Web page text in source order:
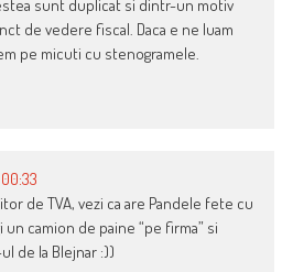
sunt duplicat si dintr-un motiv
de vedere fiscal. Daca e ne luam
pe micuti cu stenogramele.
de TVA, vezi ca are Pandele fete cu
un camion de paine “pe firma” si
de la Blejnar :))